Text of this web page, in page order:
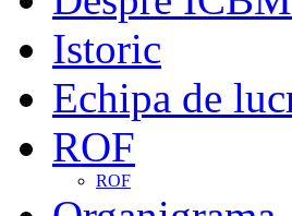
Istoric
Echipa de
ROF
ROF